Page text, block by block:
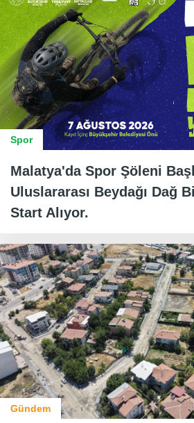
Spor
Malatya'da Spor Şöleni
Uluslararası Beydağı Dağ
Start Alıyor.
Gündem